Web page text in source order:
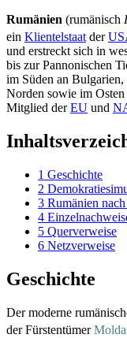
Rumänien (rumänisch
ein Klientelstaat der
und erstreckt sich in
bis zur Pannonischen
im Süden an Bulgarien,
Norden sowie im Osten
Mitglied derEU und
1 Geschichte
2
3 Rumänien nach
4
5 Querverweise
6 Netzverweise
Geschichte
Der moderne
der Fürstentümer